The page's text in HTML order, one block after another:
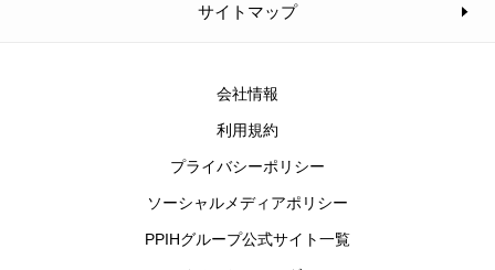
サイトマップ
会社情報
利用規約
プライバシーポリシー
ソーシャルメディアポリシー
PPIHグループ公式サイト一覧